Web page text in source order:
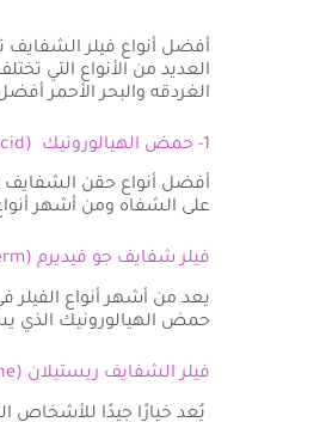
أفضل أنواع فيلر
العديد من الأنواع التي
الغردقه والبحر الأحمر
1- حمض الهيالورونيك (Hyaluronic Acid)
أفضل أنواع حقن الشفايف
على الشفاه ومن أشهر
فيلر شفايف جو فيديرم (Juvederm)
يعد من أشهر أنواع الفيلر
حمض الهيالورونيك الذي
فيلر الشفايف ريستيلان (Restylane)
يُعد خيارًا جيدًا للأشخاص